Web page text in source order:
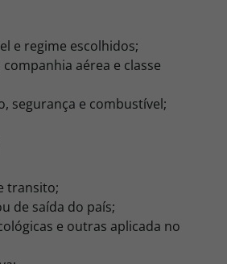
e regime escolhidos;
aérea e classe
segurança e combustível;
transito;
de saída do país;
e outras aplicada no